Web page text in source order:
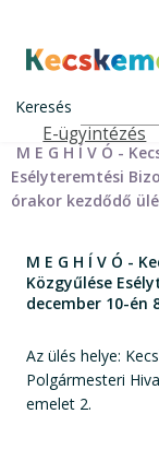
tartalomra
Kecskemét
Keresés
Felső navigáció
E-ügyintézés
Bizottságok 2014-2024
Esélyteremtési
M E G H Í V Ó -
Esélyteremtési
órakor kezdődő
M E G H Í V Ó -
Közgyűlése
december 10-én
Az ülés helye:
Polgármesteri
emelet 2.